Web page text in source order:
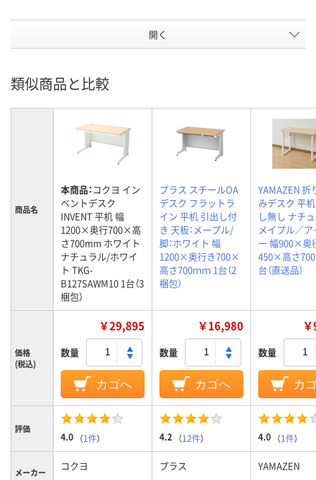
開く
類似商品と比較
商品名
本商品：コクヨ イン
ベントデスク
INVENT 平机 幅
1200×奥行700×高
さ700mm ホワイト
ナチュラル/ホワイ
ト TKG-
B127SAWM10 1台（3
梱包）
プラス スチールOA
デスク フラットラ
イン 平机 引出し付
き 天板：メープル/
脚：ホワイト 幅
1200×奥行き700×
高さ700ｍｍ 1台（2
梱包）
YAMAZEN 折
みデスク 平
し無し ナチ
メイプル／
ー 幅900×奥
450×高さ
台（直送品）
価格
(税込)
￥29,895
数量
カゴへ
￥16,980
数量
カゴへ
数量
カ
評価
4.0 （1件） 4.2 （12件） 4.0 （1件）
メーカー コクヨ プラス YAMAZEN